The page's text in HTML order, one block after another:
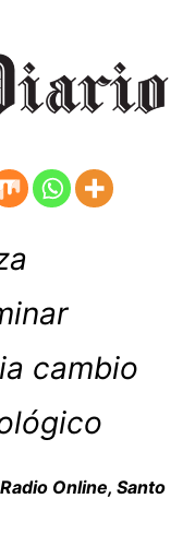
cambio
Online, Santo